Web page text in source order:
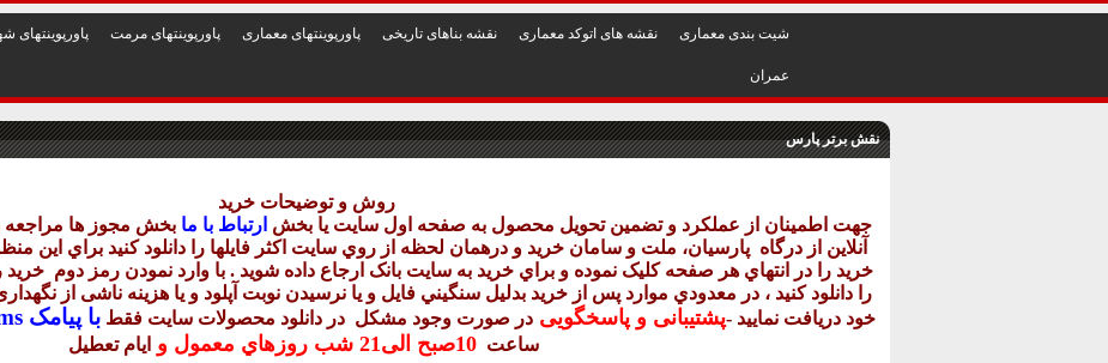
شيت بندی معماری نقشه های اتوکد معماری نقشه بناهای تاريخی پاورپوينتهای معماری پاورپوينتهای مرمت پاورپوينتهای
عمران
نقش برتر پارس
روش و توضيحات خريد
جهت اطمينان از عملکرد و تضمين تحويل محصول به صفحه اول سايت يا بخش ارتباط با ما بخش مجوز ها مراجعه
آنلاين از درگاه پارسيان، ملت و سامان خريد و درهمان لحظه از روي سايت اکثر فايلها را دانلود کنيد براي اين
خريد را در انتهاي هر صفحه کليک نموده و براي خريد به سايت بانک ارجاع داده شويد . با وارد نمودن رمز دوم خريد
را دانلود کنيد ، در معدودي موارد پس از خريد بدليل سنگيني فايل و يا نرسيدن نوبت آپلود و يا هزينه ناشی از
خود دريافت نماييد -پشتيبانی و پاسخگويی در صورت وجود مشکل در دانلود محصولات سايت فقط با پيامک sms يا
ساعت 10صبح الی21 شب روزهاي معمول و ايام تعطيل